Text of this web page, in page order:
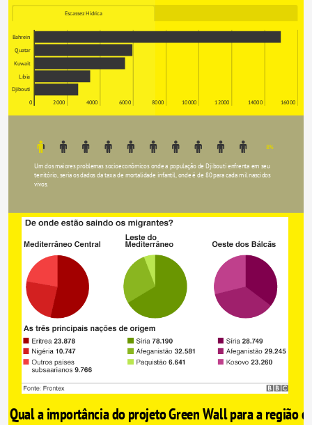
Escassez Hídrica
Bahrein
Quatar
Kuwait
Líbia
Djibouti
0 2000 4000 6000 8000 10000 12000 14000 16000
8%
Um dos maiores problemas socioeconômicos onde a população de Djibouti enfrenta em seu
território, seria os dados da taxa de mortalidade infantil, onde é de 80 para cada mil nascidos
vivos.
Qual a importância do projeto Green Wall para a região